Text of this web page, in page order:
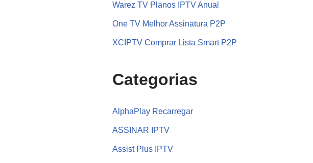
Warez TV Planos IPTV Anual
One TV Melhor Assinatura P2P
XCIPTV Comprar Lista Smart P2P
Categorias
AlphaPlay Recarregar
ASSINAR IPTV
Assist Plus IPTV